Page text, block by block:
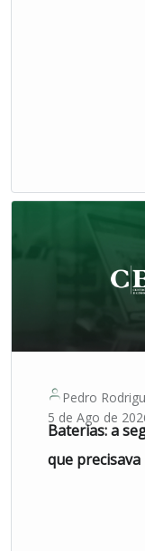
Pedro
5 de Ago de
Baterias: a
que precisava